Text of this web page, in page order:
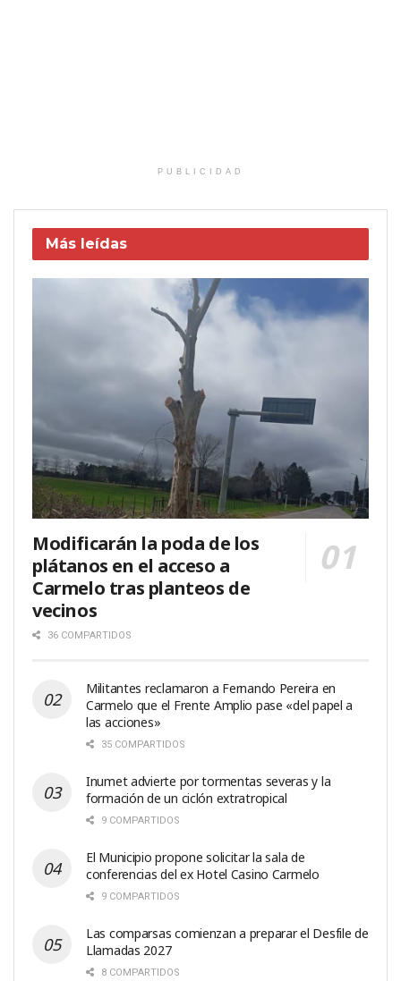
PUBLICIDAD
Más leídas
Modificarán la poda de los
plátanos en el acceso a
Carmelo tras planteos de
vecinos
36 COMPARTIDOS
Militantes reclamaron a Fernando Pereira en
Carmelo que el Frente Amplio pase «del papel a
las acciones»
35 COMPARTIDOS
Inumet advierte por tormentas severas y la
formación de un ciclón extratropical
9 COMPARTIDOS
El Municipio propone solicitar la sala de
conferencias del ex Hotel Casino Carmelo
9 COMPARTIDOS
Las comparsas comienzan a preparar el Desfile de
Llamadas 2027
8 COMPARTIDOS